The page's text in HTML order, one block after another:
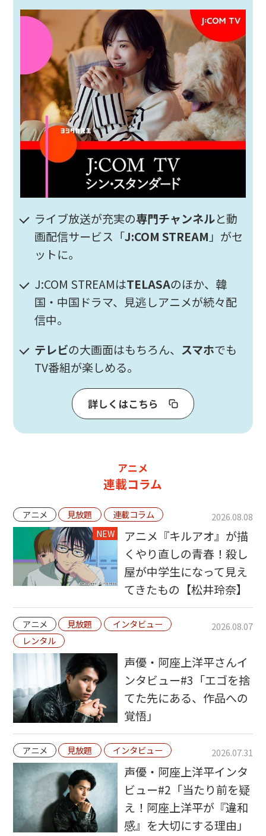
ライブ放送が充実の専門チャンネルと動
画配信サービス「J:COM STREAM 」がセ
ットに。
J:COM STREAMはTELASAのほか、韓
国・中国ドラマ、見逃しアニメが続々配
信中。
テレビの大画面はもちろん、 スマホでも
TV番組が楽しめる。
詳しくはこちら
アニメ
連載コラム
アニメ 見放題 連載コラム 2026.08.08
NEW
アニメ『キルアオ』が描
くやり直しの青春！殺し
屋が中学生になって見え
てきたもの【松井玲奈】
アニメ 見放題
インタビュー
レンタル
2026.08.07
声優・阿座上洋平さんイ
ンタビュー#3「エゴを捨
てた先にある、作品への
覚悟」
アニメ 見放題 インタビュー 2026.07.31
声優・阿座上洋平インタ
ビュー#2「当たり前を疑
え！阿座上洋平が『違和
感』を大切にする理由」